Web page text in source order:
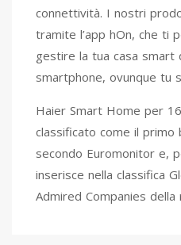
connettività. I nostri
tramite l’app hOn, che ti
gestire la tua casa
smartphone, ovunque tu
Haier Smart Home per
classificato come il
secondo Euromonitor e,
inserisce nella classifica
Admired Companies della